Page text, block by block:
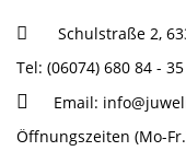
Schulstraße 2,
Tel: (06074) 680 84 - 35
Email:
Öffnungszeiten (Mo-